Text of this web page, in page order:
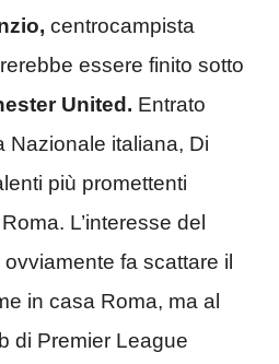
centrocampista
essere finito sotto
United. Entrato
Nazionale italiana, Di
più promettenti
L’interesse del
fa scattare il
in casa Roma, ma al
di Premier League